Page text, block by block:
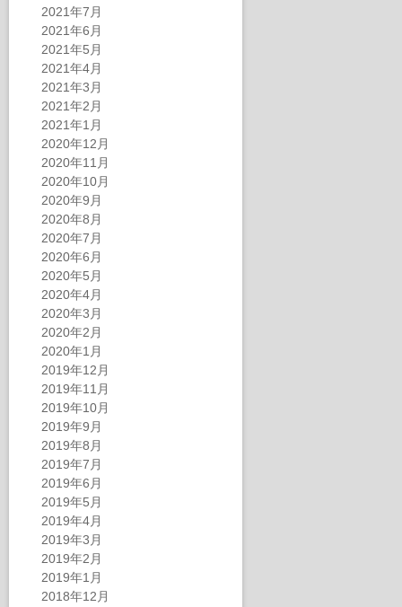
2021年7月
2021年6月
2021年5月
2021年4月
2021年3月
2021年2月
2021年1月
2020年12月
2020年11月
2020年10月
2020年9月
2020年8月
2020年7月
2020年6月
2020年5月
2020年4月
2020年3月
2020年2月
2020年1月
2019年12月
2019年11月
2019年10月
2019年9月
2019年8月
2019年7月
2019年6月
2019年5月
2019年4月
2019年3月
2019年2月
2019年1月
2018年12月